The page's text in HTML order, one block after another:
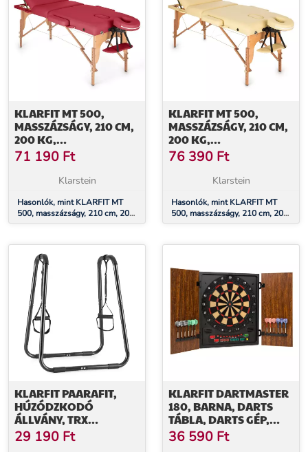
KLARFIT MT 500,
MASSZÁZSÁGY, 210 CM,
200 KG,
ÖSSZECSUKHATÓ,
FINOM FELÜLET,
TÁSKA, PIROS
71 190 Ft
Klarstein
Hasonlók, mint KLARFIT MT
500, masszázságy, 210 cm, 200
kg, összecsukható, finom
KLARFIT MT 500,
MASSZÁZSÁGY, 210 CM,
200 KG,
ÖSSZECSUKHATÓ,
FINOM FELÜLET,
TÁSKA, BÉZS
76 390 Ft
Klarstein
Hasonlók, mint KLARFIT MT
500, masszázságy, 210 cm, 200
kg, összecsukható, finom
KLARFIT PAARAFIT,
HÚZÓDZKODÓ
ÁLLVÁNY, TRX
KÖTÉLLEL, FEKETE
29 190 Ft
KLARFIT DARTMASTER
180, BARNA, DARTS
TÁBLA, DARTS GÉP,
SOFT TIP, AJTÓ, AJTÓ
36 590 Ft